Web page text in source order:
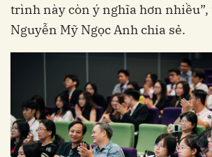
trình này còn ý nghĩa hơn
Nguyễn Mỹ Ngọc Anh chia sẻ.